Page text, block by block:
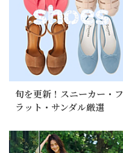
旬を更新！スニーカー・フ
ラット・サンダル厳選